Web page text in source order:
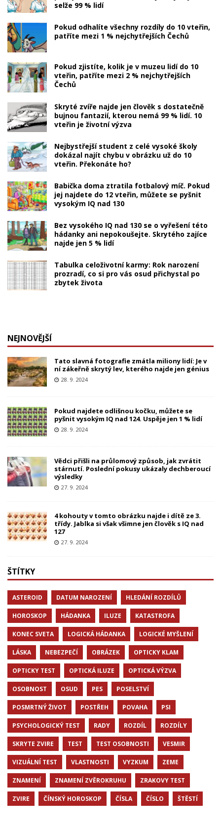
selže 99 % lidí
Pokud odhalíte všechny rozdíly do 10 vteřin,
patříte mezi 1 % nejchytřejších Čechů
Pokud zjistíte, kolik je v muzeu lidí do 10
vteřin, patříte mezi 2 % nejchytřejších
Čechů
Skryté zvíře najde jen člověk s dostatečně
bujnou fantazií, kterou nemá 99 % lidí. 10
vteřin je životní výzva
Nejbystřejší student z celé vysoké školy
dokázal najít chybu v obrázku už do 10
vteřin. Překonáte ho?
Babička doma ztratila fotbalový míč. Pokud
jej najdete do 12 vteřin, můžete se pyšnit
vysokým IQ nad 130
Bez vysokého IQ nad 130 se o vyřešení této
hádanky ani nepokoušejte. Skrytého zajíce
najde jen 5 % lidí
Tabulka celoživotní karmy: Rok narození
prozradí, co si pro vás osud přichystal po
zbytek života
NEJNOVĚJŠÍ
Tato slavná fotografie zmátla miliony lidí: Je v
ní zákeřně skrytý lev, kterého najde jen génius
28. 9. 2024
Pokud najdete odlišnou kočku, můžete se
pyšnit vysokým IQ nad 124. Uspěje jen 1 % lidí
28. 9. 2024
Vědci přišli na průlomový způsob, jak zvrátit
stárnutí. Poslední pokusy ukázaly dechberoucí
výsledky
27. 9. 2024
4 kohouty v tomto obrázku najde i dítě ze 3.
třídy. Jablka si však všimne jen člověk s IQ nad
127
27. 9. 2024
ŠTÍTKY
ASTEROID DATUM NAROZENÍ HLEDÁNÍ ROZDÍLŮ
HOROSKOP HÁDANKA ILUZE KATASTROFA
KONEC SVETA LOGICKÁ HÁDANKA LOGICKÉ MYŠLENÍ
LÁSKA NEBEZPEČÍ OBRÁZEK OPTICKY KLAM
OPTICKY TEST OPTICKÁ ILUZE OPTICKÁ VÝZVA
OSOBNOST OSUD PES POSELSTVÍ
POSMRTNÝ ŽIVOT POSTŘEH POVAHA PSI
PSYCHOLOGICKÝ TEST RADY ROZDÍL ROZDÍLY
SKRYTE ZVIRE TEST TEST OSOBNOSTI VESMIR
VIZUÁLNÍ TEST VLASTNOSTI VYZKUM ZEME
ZNAMENÍ ZNAMENÍ ZVĚROKRUHU ZRAKOVY TEST
ZVIRE ČÍNSKÝ HOROSKOP ČÍSLA ČÍSLO ŠTĚSTÍ